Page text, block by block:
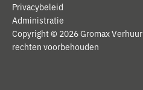
Copyright © 2026 Gromax
rechten voorbehouden
Privacybeleid
Administratie